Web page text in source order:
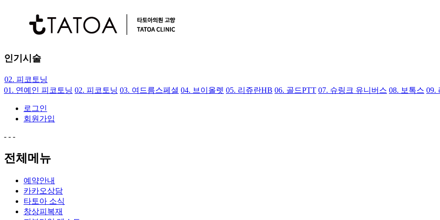
인기시술
09. 라라토닝
02. 피코토닝
03. 여드름스페셜
리쥬란HB
골드PTT
07.슈링크 유니버스
09. 라라토닝
01. 연예인 피코토닝 02. 피코토닝 03. 여드름스페셜 04. 브이올렛 05. 리쥬란HB 06. 골드PTT 07. 슈링크 유니버스 08. 보톡스 09.
로그인
회원가입
- - -
전체메뉴
예약안내
카카오상담
타토아 소식
창상피복재